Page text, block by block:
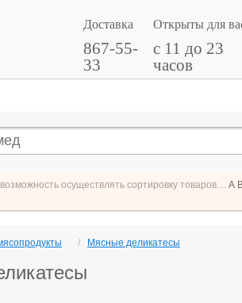
Доставка
867-55-
33
Открыты для
с 11 до 23
часов
осуществлять сортировку товаров.... А
/ Мясные деликатесы